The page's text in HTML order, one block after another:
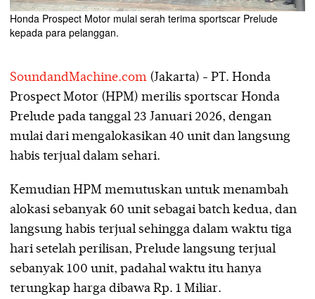
Honda Prospect Motor mulai serah terima sportscar Prelude
kepada para pelanggan.
SoundandMachine.com (Jakarta) - PT. Honda
Prospect Motor (HPM) merilis sportscar Honda
Prelude pada tanggal 23 Januari 2026, dengan
mulai dari mengalokasikan 40 unit dan langsung
habis terjual dalam sehari.
Kemudian HPM memutuskan untuk menambah
alokasi sebanyak 60 unit sebagai batch kedua, dan
langsung habis terjual sehingga dalam waktu tiga
hari setelah perilisan, Prelude langsung terjual
sebanyak 100 unit, padahal waktu itu hanya
terungkap harga dibawa Rp. 1 Miliar.